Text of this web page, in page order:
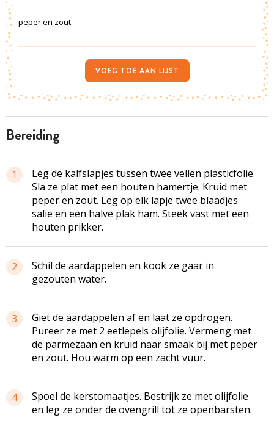
bereiding
1
Leg de kalfslapjes tussen twee vellen plasticfolie.
Sla ze plat met een houten hamertje. Kruid met
peper en zout. Leg op elk lapje twee blaadjes
salie en een halve plak ham. Steek vast met een
houten prikker.
2
Schil de aardappelen en kook ze gaar in
gezouten water.
3
Giet de aardappelen af en laat ze opdrogen.
Pureer ze met 2 eetlepels olijfolie. Vermeng met
de parmezaan en kruid naar smaak bij met peper
en zout. Hou warm op een zacht vuur.
4
Spoel de kerstomaatjes. Bestrijk ze met olijfolie
en leg ze onder de ovengrill tot ze openbarsten.
peper en zout
VOEG TOE AAN LIJST